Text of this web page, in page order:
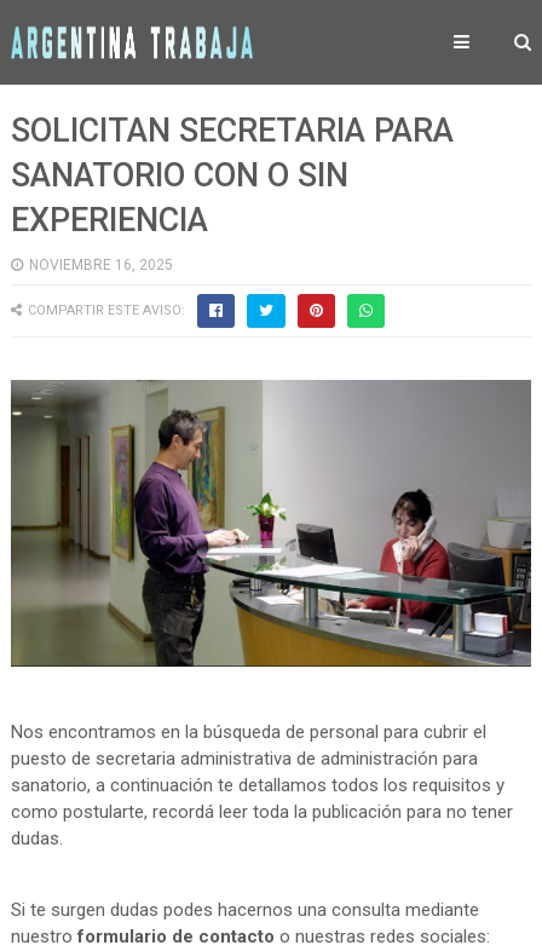
SOLICITAN SECRETARIA PARA
SANATORIO CON O SIN
EXPERIENCIA
NOVIEMBRE 16, 2025
COMPARTIR ESTE AVISO:
Nos encontramos en la búsqueda de personal para cubrir el
puesto de secretaria administrativa de administración para
sanatorio, a continuación te detallamos todos los requisitos y
como postularte, recordá leer toda la publicación para no tener
dudas.
Si te surgen dudas podes hacernos una consulta mediante
nuestroformulario de contacto o nuestras redes sociales: